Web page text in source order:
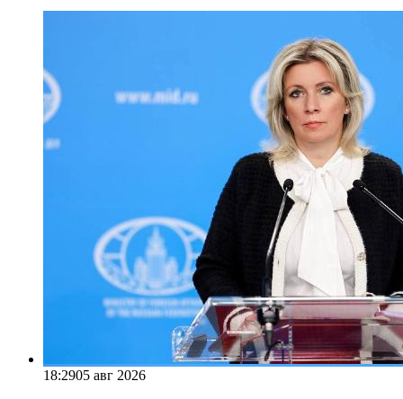
18:2905 авг 2026